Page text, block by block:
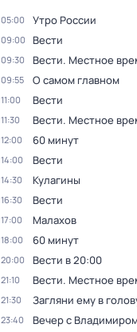
05:00 Утро России
09:00 Вести
09:30 Вести. Местное
09:55 О самом главном
11:00 Вести
11:30 Вести. Местное
12:00 60 минут
14:00 Вести
14:30 Кулагины
16:30 Вести
17:00 Малахов
18:00 60 минут
20:00 Вести в 20:00
21:10 Вести. Местное
21:30 Загляни ему в
23:40 Вечер с